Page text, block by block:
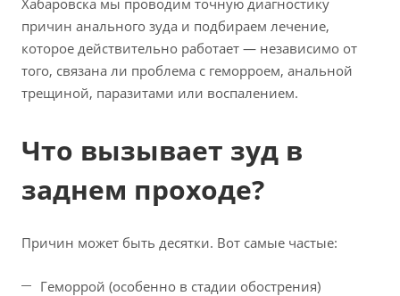
причин анального зуда и подбираем лечение,
которое действительно работает — независимо от
того, связана ли проблема с геморроем, анальной
трещиной, паразитами или воспалением.
Что вызывает зуд в
заднем проходе?
Причин может быть десятки. Вот самые частые:
Геморрой (особенно в стадии обострения)